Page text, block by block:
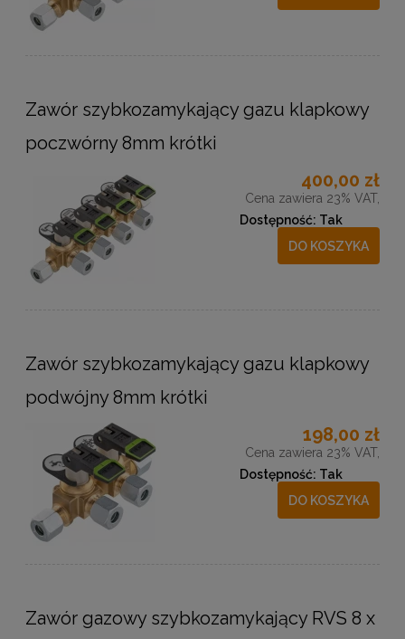
Zawór szybkozamykający gazu klapkowy
poczwórny 8mm krótki
400,00 zł
Cena zawiera 23% VAT,
Dostępność: Tak
DO KOSZYKA
Zawór szybkozamykający gazu klapkowy
podwójny 8mm krótki
198,00 zł
Cena zawiera 23% VAT,
Dostępność: Tak
DO KOSZYKA
Zawór gazowy szybkozamykający RVS 8 x